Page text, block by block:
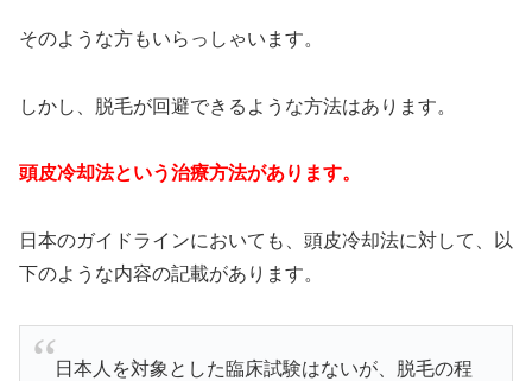
そのような方もいらっしゃいます。
しかし、脱毛が回避できるような方法はあります。
頭皮冷却法という治療方法があります。
日本のガイドラインにおいても、頭皮冷却法に対して、以
下のような内容の記載があります。
日本人を対象とした臨床試験はないが、脱毛の程